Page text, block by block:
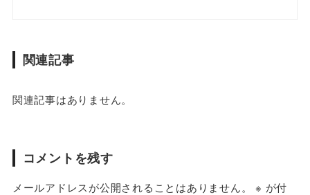
関連記事
関連記事はありません。
コメントを残す
メールアドレスが公開されることはありません。 ※ が付